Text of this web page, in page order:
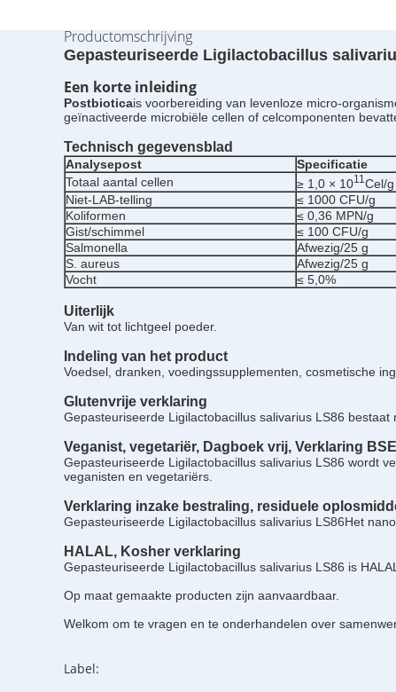
Productomschrijving
Gepasteuriseerde Ligilactobacillus
Een korte inleiding
Postbioticais voorbereiding van levenloze micro-
geïnactiveerde microbiële cellen of celcomponenten
Technisch gegevensblad
Analysepost
Specificatie
Totaal aantal cellen
≥ 1,0 × 1011 Cel/g
Niet-LAB-telling
≤ 1000 CFU/g
Koliformen
≤ 0,36 MPN/g
Gist/schimmel
≤ 100 CFU/g
Salmonella
Afwezig/25 g
S. aureus
Afwezig/25 g
Vocht
≤ 5,0%
Uiterlijk
Van wit tot lichtgeel poeder.
Indeling van het product
Voedsel, dranken, voedingssupplementen, cosmetische
Glutenvrije verklaring
Gepasteuriseerde Ligilactobacillus salivarius LS86
Veganist, vegetariër, Dagboek vrij, Verklaring
Gepasteuriseerde Ligilactobacillus salivarius LS86 wordt
veganisten en vegetariërs.
Verklaring inzake bestraling, residuele
Gepasteuriseerde Ligilactobacillus salivarius LS86Het
HALAL, Kosher verklaring
Gepasteuriseerde Ligilactobacillus salivarius LS86 is
Op maat gemaakte producten zijn aanvaardbaar.
Welkom om te vragen en te onderhandelen over
Label: